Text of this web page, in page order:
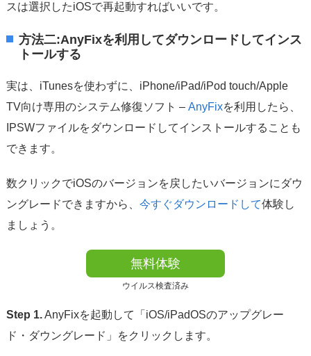
スは選択したiOSで再起動すればいいです。
方法二:AnyFixを利用してダウンロードしてインス
トールする
実は、iTunesを使わずに、iPhone/iPad/iPod touch/Apple
TV向け専用のシステム修復ソフト – AnyFixを利用したら、
IPSWファイルをダウンロードしてインストールすることも
できます。
数クリックでiOSのバージョンを戻したいバージョンにダウ
ングレードできますから、 今すぐダウンロードして体験し
ましょう。
無料体験
ウイルス検査済み
Step 1.AnyFixを起動して「iOS/iPadOSのアップグレー
ド・ダウングレード」をクリックします。